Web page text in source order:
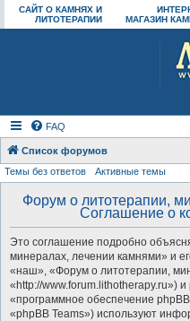
САЙТ О КАМНЯХ И
ЛИТОТЕРАПИИ
МАГАЗИН
FAQ
Список форумов
Темы без ответов Активные темы
Форум о литотерапии,
Соглашение о
Это соглашение подробно
минералах, лечении камнями» и
«наш», «Форум о литотерапии,
«http://www.forum.lithotherapy.ru»)
«программное обеспечение
«phpBB Teams») используют